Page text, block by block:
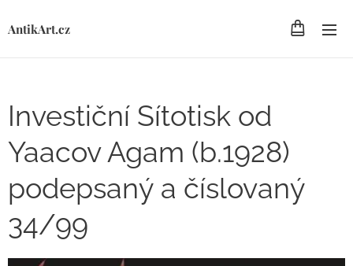
AntikArt.cz
Investiční Sítotisk od
Yaacov Agam (b.1928)
podepsaný a číslovaný
34/99